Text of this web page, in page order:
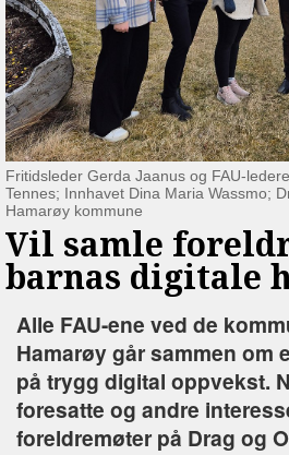
Fritidsleder Gerda Jaanus og FAU-
Tennes; Innhavet Dina Maria Wassmo;
Hamarøy kommune
Vil samle
barnas digitale
Alle FAU-ene ved de
Hamarøy går sammen om
på trygg digital oppvekst.
foresatte og andre
foreldremøter på Drag og